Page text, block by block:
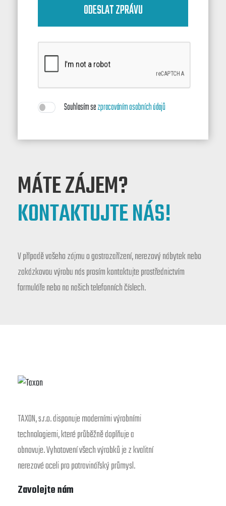
ODESLAT ZPRÁVU
Souhlasím sezpracováním osobních údajů
MÁTE ZÁJEM?
KONTAKTUJTE NÁS!
V případě vašeho zájmu o gastrozařízení, nerezový nábytek nebo
zakázkovou výrobu nás prosím kontaktujte prostřednictvím
formuláře nebo na našich telefonních číslech.
TAXON, s.r.o. disponuje moderními výrobními
technologiemi, které průběžně doplňuje a
obnovuje. Vyhotovení všech výrobků je z kvalitní
nerezové oceli pro potravinářský průmysl.
Zavolejte nám